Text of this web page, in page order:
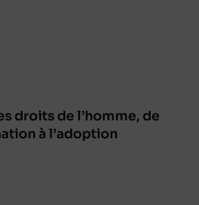
droits de l’homme, de
à l’adoption